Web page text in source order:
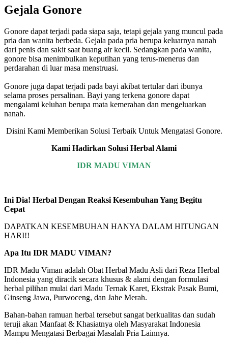
Gejala Gonore
Gonore dapat terjadi pada siapa saja, tetapi gejala yang muncul pada
pria dan wanita berbeda. Gejala pada pria berupa keluarnya nanah
dari penis dan sakit saat buang air kecil. Sedangkan pada wanita,
gonore bisa menimbulkan keputihan yang terus-menerus dan
perdarahan di luar masa menstruasi.
Gonore juga dapat terjadi pada bayi akibat tertular dari ibunya
selama proses persalinan. Bayi yang terkena gonore dapat
mengalami keluhan berupa mata kemerahan dan mengeluarkan
nanah.
Disini Kami Memberikan Solusi Terbaik Untuk Mengatasi Gonore.
Kami Hadirkan Solusi Herbal Alami
IDR MADU VIMAN
Ini Dia! Herbal Dengan Reaksi Kesembuhan Yang Begitu
Cepat
DAPATKAN KESEMBUHAN HANYA DALAM HITUNGAN
HARI!!
Apa Itu IDR MADU VIMAN?
IDR Madu Viman adalah Obat Herbal Madu Asli dari Reza Herbal
Indonesia yang diracik secara khusus & alami dengan formulasi
herbal pilihan mulai dari Madu Ternak Karet, Ekstrak Pasak Bumi,
Ginseng Jawa, Purwoceng, dan Jahe Merah.
Bahan-bahan ramuan herbal tersebut sangat berkualitas dan sudah
teruji akan Manfaat & Khasiatnya oleh Masyarakat Indonesia
Mampu Mengatasi Berbagai Masalah Pria Lainnya.